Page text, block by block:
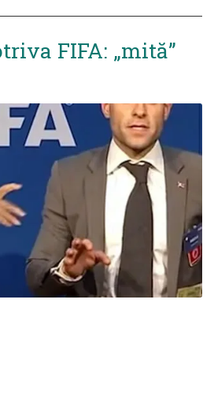
FIFA: „mită”